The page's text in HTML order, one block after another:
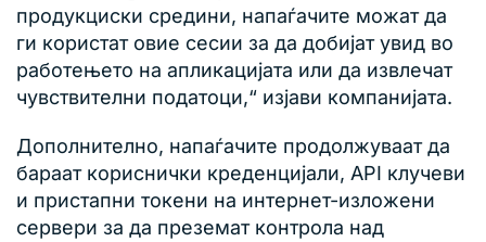
продукциски средини, напаѓачите можат да
ги користат овие сесии за да добијат увид во
работењето на апликацијата или да извлечат
чувствителни податоци,“ изјави компанијата.
Дополнително, напаѓачите продолжуваат да
бараат кориснички креденцијали, API клучеви
и пристапни токени на интернет-изложени
сервери за да преземат контрола над